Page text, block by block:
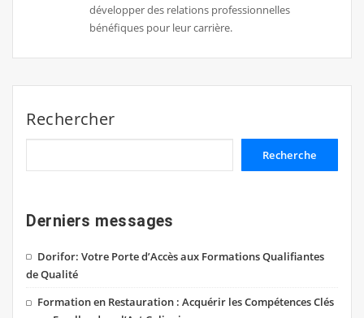
développer des relations professionnelles
bénéfiques pour leur carrière.
Rechercher
Recherche
Derniers messages
Dorifor: Votre Porte d’Accès aux Formations Qualifiantes
de Qualité
Formation en Restauration : Acquérir les Compétences Clés